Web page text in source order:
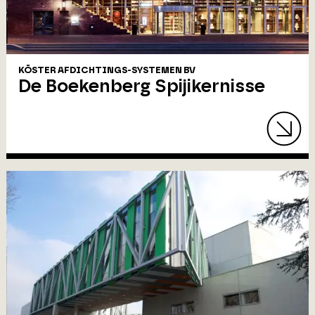
KÖSTER AFDICHTINGS-SYSTEMEN BV
De Boekenberg Spijikernisse